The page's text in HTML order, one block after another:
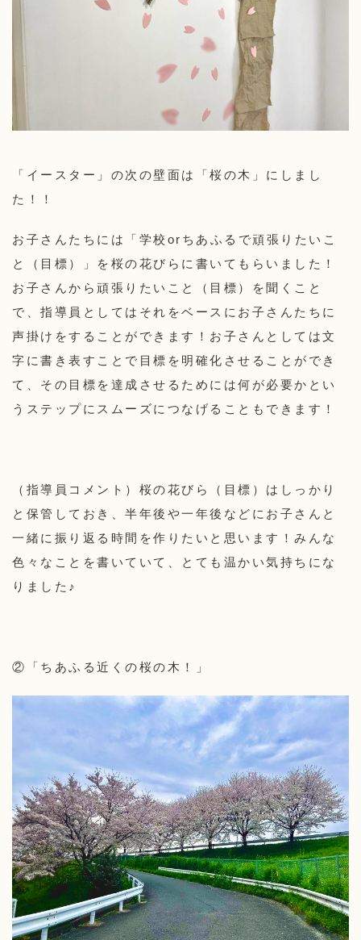
「イースター」の次の壁面は「桜の木」にしまし
た！！
お子さんたちには「学校orちあふるで頑張りたいこ
と（目標）」を桜の花びらに書いてもらいました！
お子さんから頑張りたいこと（目標）を聞くこと
で、指導員としてはそれをベースにお子さんたちに
声掛けをすることができます！お子さんとしては文
字に書き表すことで目標を明確化させることができ
て、その目標を達成させるためには何が必要かとい
うステップにスムーズにつなげることもできます！
（指導員コメント）桜の花びら（目標）はしっかり
と保管しておき、半年後や一年後などにお子さんと
一緒に振り返る時間を作りたいと思います！みんな
色々なことを書いていて、とても温かい気持ちにな
りました♪
②「ちあふる近くの桜の木！」